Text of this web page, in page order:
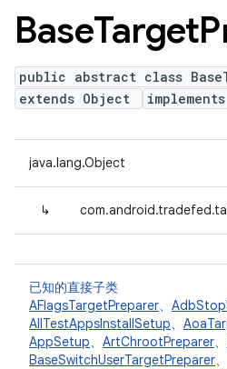
BaseTarget
public abstract class
extends Object
implements
java.lang.Object
↳
已知的直接子类
AFlagsTargetPreparer、
AllTestAppsInstallSetup、
AppSetup、 ArtChrootPreparer、
BaseSwitchUserTargetPreparer、